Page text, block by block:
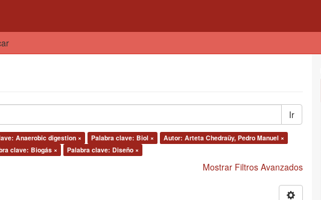
Ir
Anaerobic digestion × Palabra clave: Biol ×
Autor: Arteta Chedraüy, Pedro Manuel ×
clave: Biogás × Palabra clave: Diseño ×
Mostrar Filtros Avanzados